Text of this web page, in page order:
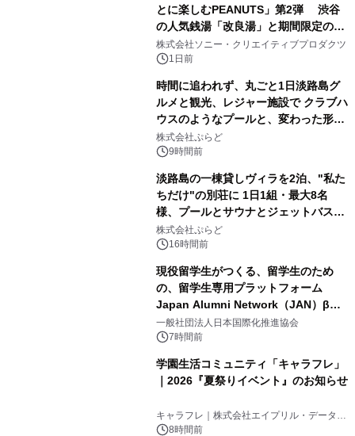
とに楽しむPEANUTS」第2弾 渋谷
の人気銭湯「改良湯」と期間限定のコ
ラボレーション サウナイキタイコラ
ボグッズも発売決定！
株式会社ソニー・クリエイティブプロダクツ
1日前
時間に追われず、丸ごと1日淡路島グ
ルメと観光、レジャー施設で クラブハ
ウスのようなプールと、変わった形の
サウナも 「THE BOXY AWAJI」のお
得な素泊まり連泊プランで
株式会社ぷらど
9時間前
淡路島の一棟貸しヴィラを2泊、"私た
ちだけ"の別荘に 1日1組・最大8名
様、プールとサウナとジェットバス付
きで Villa Mon Temps AWAJIの連泊
素泊りプラン
株式会社ぷらど
16時間前
現役留学生がつくる、留学生のため
の、留学生専用プラットフォーム
Japan Alumni Network（JAN）β版
をリリース
一般社団法人日本国際化推進協会
7時間前
学園生活コミュニティ「キャラフレ」
｜2026『夏祭りイベント』のお知らせ
キャラフレ｜株式会社エイプリル・データ・
デザインズ
8時間前